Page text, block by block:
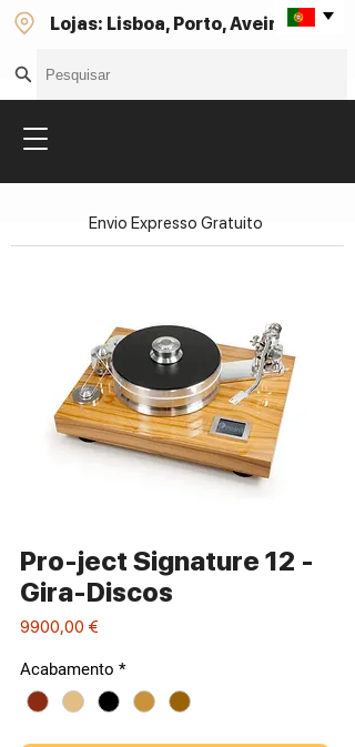
Lojas: Lisboa, Porto, Aveiro
Pro-ject Signature 12 -
Gira-Discos
9900,00 €
Acabamento *
Envio Expresso Gratuito